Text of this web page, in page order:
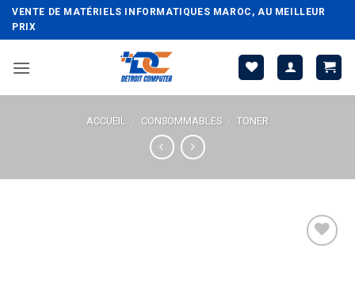
Passer
au
VENTE DE MATÉRIELS INFORMATIQUES MAROC, AU MEILLEUR
PRIX
ACCUEIL / CONSOMMABLES / TONER